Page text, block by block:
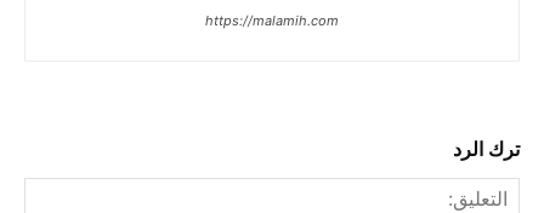
https://malamih.com
ترك الرد